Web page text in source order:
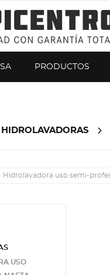
PRODUCTOS
HIDROLAVADORAS
Hidrolavadora uso semi-
USO